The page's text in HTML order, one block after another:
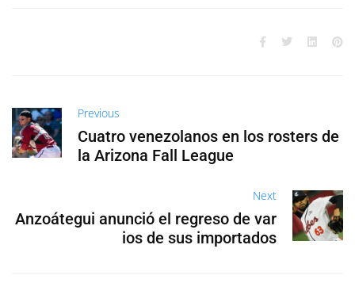
Previous
Cuatro venezolanos en los rosters de
la Arizona Fall League
Next
Anzoátegui anunció el regreso de var
ios de sus importados